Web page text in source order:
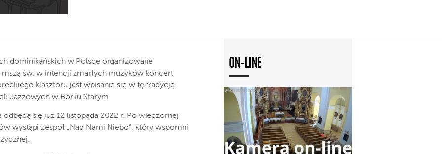
dominikańskich w Polsce organizowane
mszą św. w intencji zmarłych muzyków koncert
klasztoru jest wpisanie się w tę tradycję
Jazzowych w Borku Starym.
się już 12 listopada 2022 r. Po wieczornej
wystąpi zespół „Nad Nami Niebo”, który wspomni
ON-LINE